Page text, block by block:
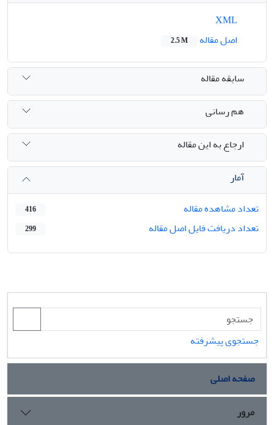
اصل مقاله
2.5 M
سابقه مقاله
هم رسانی
ارجاع به این مقاله
آمار
تعداد مشاهده مقاله
416
تعداد دریافت فایل اصل مقاله 299
جستجوی پیشرفته
صفحه اصلی
مرور